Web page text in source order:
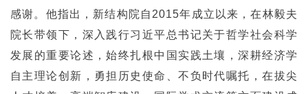
感谢。他指出，新结构院自2015年成立以来，在林毅夫
院长带领下，深入践行习近平总书记关于哲学社会科学
发展的重要论述，始终扎根中国实践土壤，深耕经济学
自主理论创新，勇担历史使命、不负时代嘱托，在拔尖